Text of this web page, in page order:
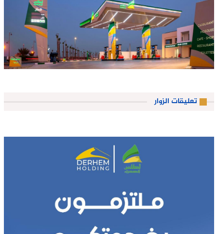
تعليقات الزوار